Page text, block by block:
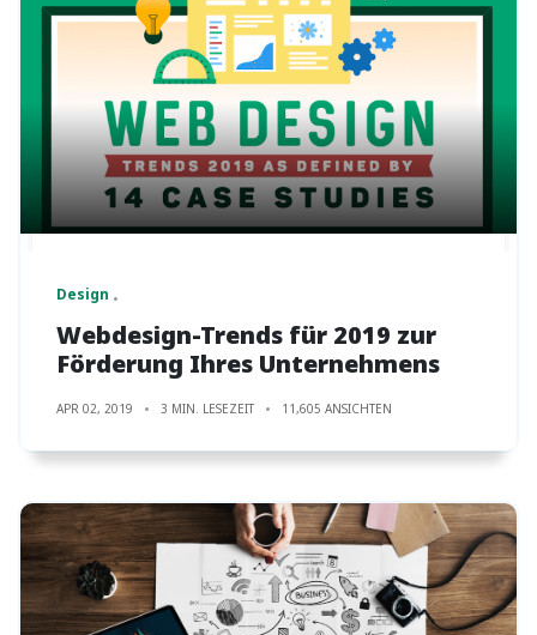
Design
Webdesign-Trends für 2019 zur
Förderung Ihres Unternehmens
APR 02, 2019 3 MIN. LESEZEIT 11,605 ANSICHTEN